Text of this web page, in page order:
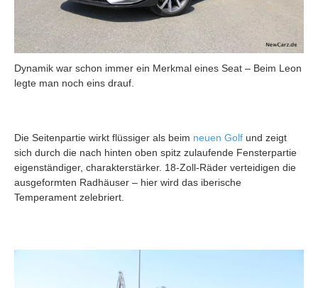
Dynamik war schon immer ein Merkmal eines Seat – Beim Leon
legte man noch eins drauf.
Die Seitenpartie wirkt flüssiger als beim neuen Golf und zeigt
sich durch die nach hinten oben spitz zulaufende Fensterpartie
eigenständiger, charakterstärker. 18-Zoll-Räder verteidigen die
ausgeformten Radhäuser – hier wird das iberische
Temperament zelebriert.